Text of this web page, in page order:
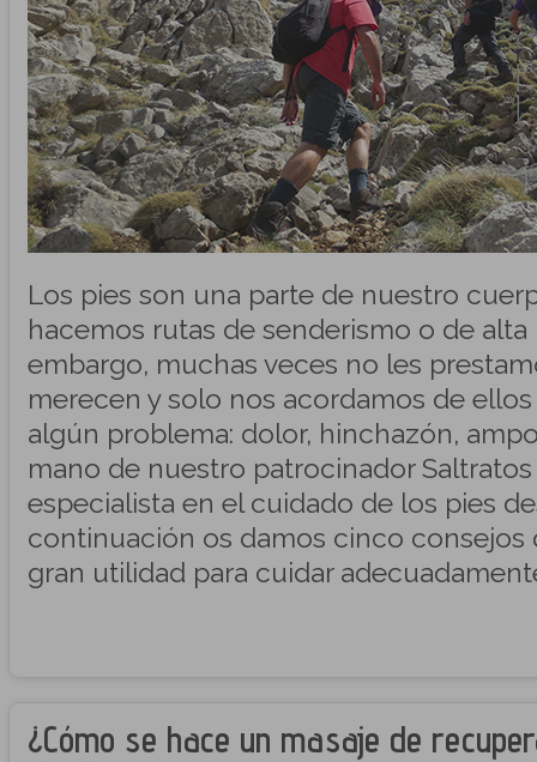
Los pies son una parte de nuestro
hacemos rutas de senderismo o de alta
embargo, muchas veces no les
merecen y solo nos acordamos de
algún problema: dolor, hinchazón,
mano de nuestro patrocinador
especialista en el cuidado de los pies
continuación os damos cinco consejos
gran utilidad para cuidar
¿Cómo se hace un masaje de